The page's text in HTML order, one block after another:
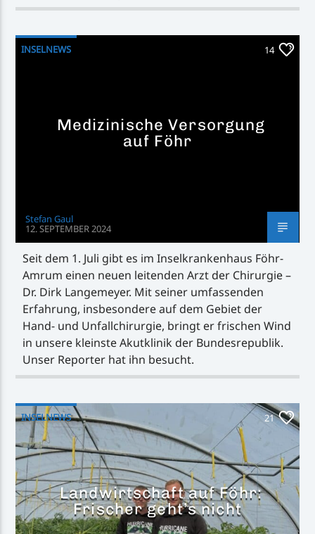
INSELNEWS 14
Medizinische Versorgung
auf Föhr
Stefan Gaul
12. SEPTEMBER 2024
Seit dem 1. Juli gibt es im Inselkrankenhaus Föhr-
Amrum einen neuen leitenden Arzt der Chirurgie –
Dr. Dirk Langemeyer. Mit seiner umfassenden
Erfahrung, insbesondere auf dem Gebiet der
Hand- und Unfallchirurgie, bringt er frischen Wind
in unsere kleinste Akutklinik der Bundesrepublik.
Unser Reporter hat ihn besucht.
INSELNEWS 21
Landwirtschaft auf Föhr:
Frischer geht’s nicht